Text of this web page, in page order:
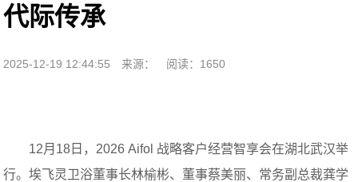
代际传承
2025-12-19 12:44:55 来源： 阅读：1650
12月18日，2026 Aifol 战略客户经营智享会在湖北武汉举
行。埃飞灵卫浴董事长林榆彬、董事蔡美丽、常务副总裁龚学